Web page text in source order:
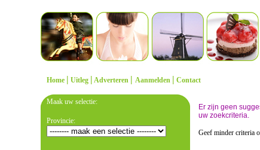
Home | Uitleg | Adverteren | Aanmelden | Contact
Maak uw selectie:
Provincie:
Er zijn geen
uw zoekcriteria.
Geef minder criteria